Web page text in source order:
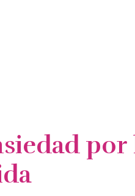
por